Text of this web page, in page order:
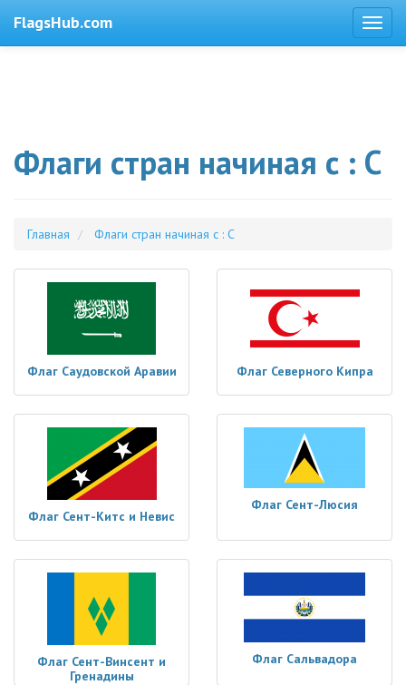
FlagsHub.com
Флаги стран начиная с : С
Главная Флаги стран начиная с : С
Флаг Саудовской Аравии Флаг Северного Кипра
Флаг Сент-Китс и Невис
Флаг Сент-Люсия
Флаг Сент-Винсент и
Гренадины
Флаг Сальвадора